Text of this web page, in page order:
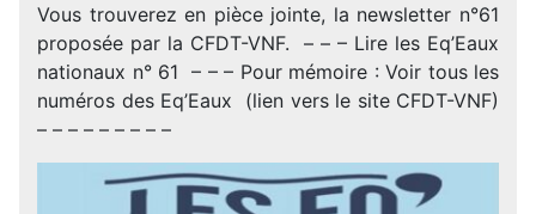
Vous trouverez en pièce jointe, la newsletter n°61
proposée par la CFDT-VNF. – – – Lire les Eq’Eaux
nationaux n° 61 – – – Pour mémoire : Voir tous les
numéros des Eq’Eaux (lien vers le site CFDT-VNF)
– – – – – – – – –